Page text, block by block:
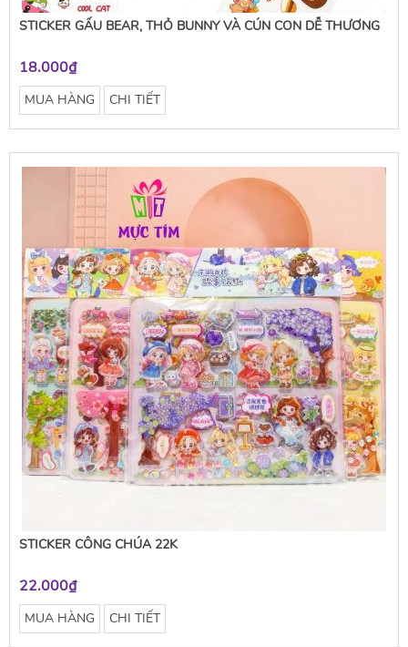
STICKER GẤU BEAR, THỎ BUNNY VÀ CÚN CON DỄ THƯƠNG
18.000₫
MUA HÀNG CHI TIẾT
STICKER CÔNG CHÚA 22K
22.000₫
MUA HÀNG CHI TIẾT